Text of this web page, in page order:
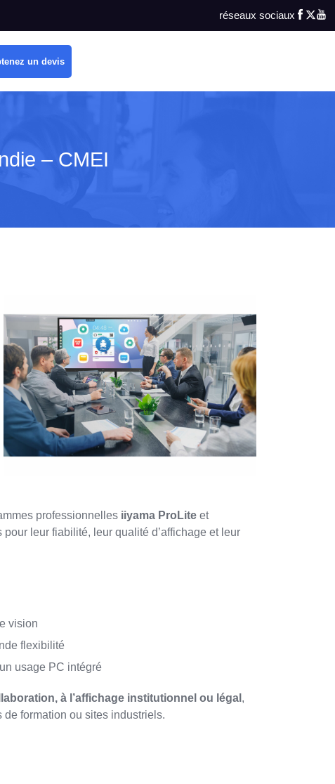
réseaux sociaux
un devis
– CMEI
professionnelles iiyama ProLiteet
leur fiabilité, leur qualité d’affichage et leur
vision
flexibilité
usage PC intégré
à l’affichage institutionnel ou légal ,
formation ou sites industriels.